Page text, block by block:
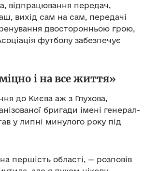
відпрацювання передач,
вихід сам на сам, передачі
двосторонньою грою,
футболу забезпечує
і на все життя»
до Києва аж з Глухова,
бригади імені генерал-
у липні минулого року під
першість області, — розповів